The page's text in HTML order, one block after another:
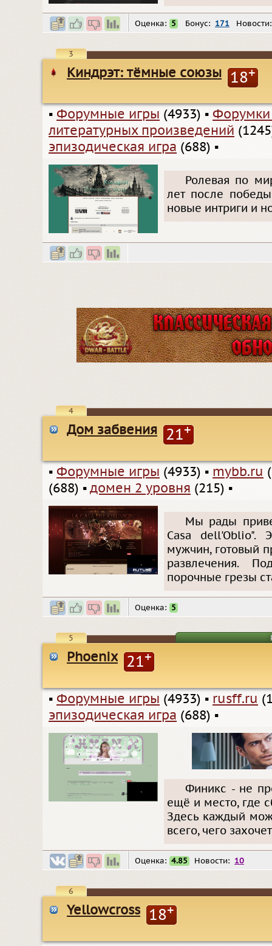
Оценка: 5 Бонус: 171
3
Киндрэт: тёмные союзы 18+
▪ Форумные игры (4933) ▪
литературных произведений
эпизодическая игра (688) ▪
Ролевая по
лет после
новые интриги и
4
Дом забвения 21+
▪ Форумные игры (4933) ▪ mybb.ru
(688) ▪ домен 2 уровня (215) ▪
Мы рады
Casa dell'Oblio".
мужчин, готовый
развлечения.
порочные грезы
Оценка: 5
5
Phoenix 21+
▪ Форумные игры (4933) ▪ rusff.ru
эпизодическая игра (688) ▪
Финикс - не
ещё и место, где
Здесь каждый
всего, чего
Оценка: 4.85 Новости: 10
6
Yellowcross 18+